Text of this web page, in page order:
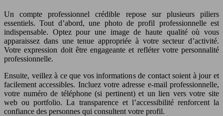
Un compte professionnel crédible repose sur plusieurs piliers
essentiels. Tout d’abord, une photo de profil professionnelle est
indispensable. Optez pour une image de haute qualité où vous
apparaissez dans une tenue appropriée à votre secteur d’activité.
Votre expression doit être engageante et refléter votre personnalité
professionnelle.
Ensuite, veillez à ce que vos informations de contact soient à jour et
facilement accessibles. Incluez votre adresse e-mail professionnelle,
votre numéro de téléphone (si pertinent) et un lien vers votre site
web ou portfolio. La transparence et l’accessibilité renforcent la
confiance des personnes qui consultent votre profil.